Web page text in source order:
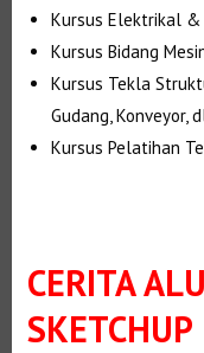
Kursus Elektrikal &
Kursus Bidang
Kursus Tekla
Gudang, Konveyor,
Kursus Pelatihan
CERITA
SKETCHUP